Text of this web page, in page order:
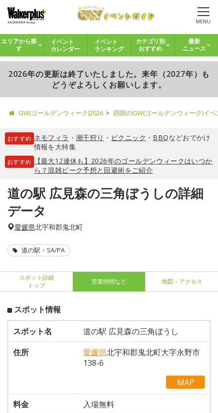
MENU
エリアから探
す
イベント
カレンダー
イベント
ランキング
カテゴリ別
おすすめ
最新
ニュース
2026年の更新は終了いたしました。来年（2027年）も
どうぞよろしくお願いします。
GW(ゴールデンウィーク)2026 四国のGW(ゴールデンウィーク)イ
おすすめ ネモフィラ ・ 潮干狩り ・ ピクニック ・ BBQなどおでかけ
情報を大特集
おすすめ
【最大12連休も】2026年のゴールデンウィークはいつか
ら？混雑ピーク予想と回避術をご紹介
道の駅 広見森の三角ぼうしの詳細
データ
愛媛県北宇和郡鬼北町
道の駅・SA/PA
スポット詳細
トップ
営業時間など 地図・アクセス
スポット情報
スポット名
道の駅 広見森の三角ぼうし
住所
愛媛県北宇和郡鬼北町大字永野市
138-6
MAP
料金
入場無料